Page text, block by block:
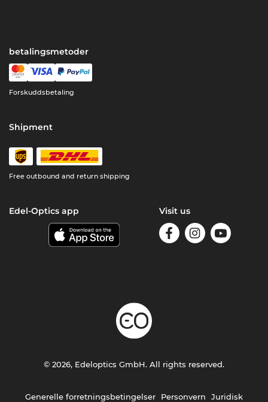
betalingsmetoder
Forskuddsbetaling
Shipment
Free outbound and return shipping
Edel-Optics app Visit us
Generelle forretningsbetingelser Personvern Juridisk
© 2026, Edeloptics GmbH. All rights reserved.